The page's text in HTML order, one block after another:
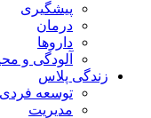
پیشگیری
درمان
داروها
آلودگی و
زندگی پلاس
توسعه فردی
مدیریت